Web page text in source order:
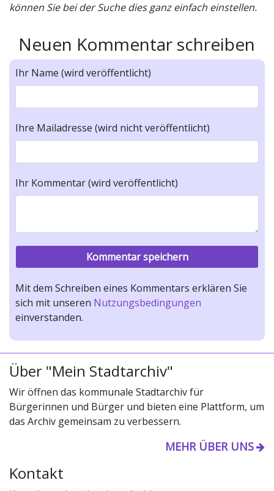
können Sie bei der Suche dies ganz einfach einstellen.
Neuen Kommentar schreiben
Ihr Name (wird veröffentlicht)
Ihre Mailadresse (wird nicht veröffentlicht)
Ihr Kommentar (wird veröffentlicht)
Mit dem Schreiben eines Kommentars erklären Sie
sich mit unseren Nutzungsbedingungen
einverstanden.
Über "Mein Stadtarchiv"
Wir öffnen das kommunale Stadtarchiv für
Bürgerinnen und Bürger und bieten eine Plattform, um
das Archiv gemeinsam zu verbessern.
MEHR ÜBER UNS
Kontakt